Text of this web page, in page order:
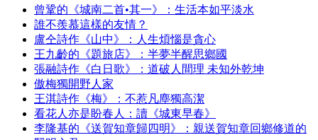
曾鞏的《城南二首•其一》：生活本如平淡水
誰不羨慕這樣的友情？
盧仝詩作《山中》：人生煩惱是貪心
王九齡的《題旅店》：半夢半醒思鄉國
張融詩作《白日歌》：道破人間理 未知外乾坤
傲梅獨開野人家
王淇詩作《梅》：不惹凡塵獨高潔
看花人亦是盼春人：讀《城東早春》
李隆基的《送賀知章歸四明》：親送賀知章回鄉修道的